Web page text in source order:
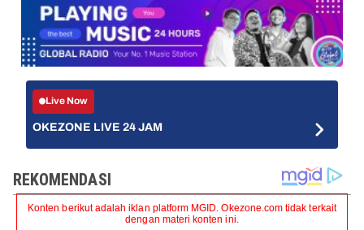
Live Now
OKEZONE LIVE 24 JAM